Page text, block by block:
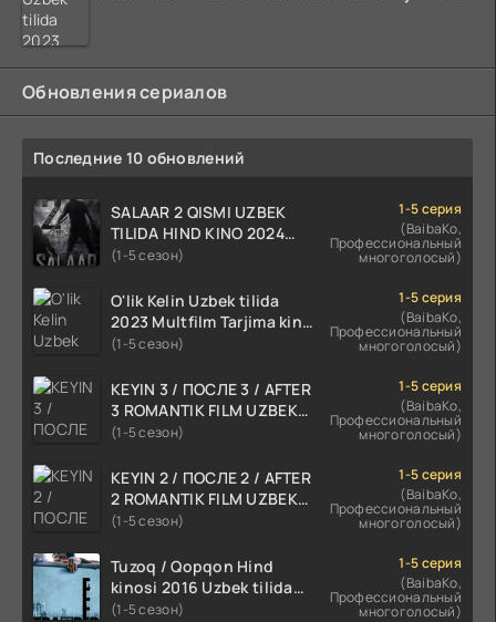
Обновления сериалов
Последние 10 обновлений
SALAAR 2 QISMI UZBEK
TILIDA HIND KINO 2024
TARJIMA 720p HD Skachat
(1-5 сезон)
1-5 серия
(BaibaKo,
Профессиональный
многоголосый)
O'lik Kelin Uzbek tilida
2023 Multfilm Tarjima kino
skachat
(1-5 сезон)
1-5 серия
(BaibaKo,
Профессиональный
многоголосый)
KEYIN 3 / ПОСЛЕ 3 / AFTER
3 ROMANTIK FILM UZBEK
TILIDA 2021 TARJIMA FILM
(1-5 сезон)
1-5 серия
(BaibaKo,
Профессиональный
многоголосый)
KEYIN 2 / ПОСЛЕ 2 / AFTER
2 ROMANTIK FILM UZBEK
TILIDA 2020 TARJIMA FILM
(1-5 сезон)
1-5 серия
(BaibaKo,
Профессиональный
многоголосый)
Tuzoq / Qopqon Hind
kinosi 2016 Uzbek tilida
tarjima film HD
(1-5 сезон)
1-5 серия
(BaibaKo,
Профессиональный
многоголосый)